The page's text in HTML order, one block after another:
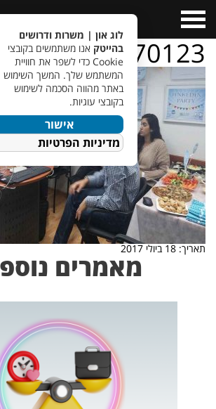
Menu
20170123_181227
תאריך: 18 ביולי 2017
מאמרים
לוג און | משרות ודרושים
בהייטק אנו משתמשים בקובצי
Cookie כדי לשפר את חוויית
המשתמש שלך. המשך השימוש
באתר מהווה הסכמה לשימוש
בקובצי עוגיות.
אישור
מדיניות הפרטיות